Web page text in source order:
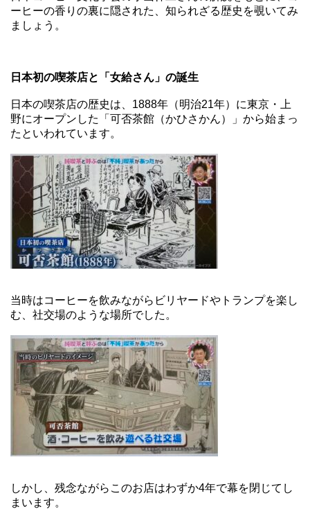
ーヒーの香りの裏に隠された、知られざる歴史を覗いてみ
ましょう。
日本初の喫茶店と「女給さん」の誕生
日本の喫茶店の歴史は、1888年（明治21年）に東京・上
野にオープンした「可否茶館（かひさかん）」から始まっ
たといわれています。
当時はコーヒーを飲みながらビリヤードやトランプを楽し
む、社交場のような場所でした。
しかし、残念ながらこのお店はわずか4年で幕を閉じてし
まいます。